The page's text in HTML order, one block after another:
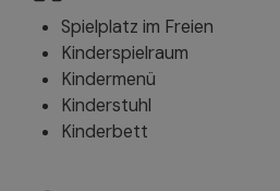
Spielplatz im Freien
Kinderspielraum
Kindermenü
Kinderstuhl
Kinderbett